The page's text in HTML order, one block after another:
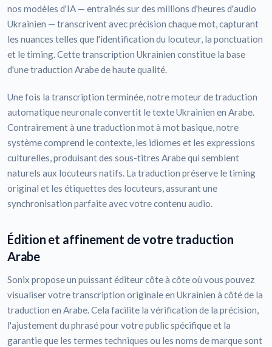
nos modèles d'IA — entraînés sur des millions d'heures d'audio
Ukrainien — transcrivent avec précision chaque mot, capturant
les nuances telles que l'identification du locuteur, la ponctuation
et le timing. Cette transcription Ukrainien constitue la base
d'une traduction Arabe de haute qualité.
Une fois la transcription terminée, notre moteur de traduction
automatique neuronale convertit le texte Ukrainien en Arabe.
Contrairement à une traduction mot à mot basique, notre
système comprend le contexte, les idiomes et les expressions
culturelles, produisant des sous-titres Arabe qui semblent
naturels aux locuteurs natifs. La traduction préserve le timing
original et les étiquettes des locuteurs, assurant une
synchronisation parfaite avec votre contenu audio.
Édition et affinement de votre traduction
Arabe
Sonix propose un puissant éditeur côte à côte où vous pouvez
visualiser votre transcription originale en Ukrainien à côté de la
traduction en Arabe. Cela facilite la vérification de la précision,
l'ajustement du phrasé pour votre public spécifique et la
garantie que les termes techniques ou les noms de marque sont